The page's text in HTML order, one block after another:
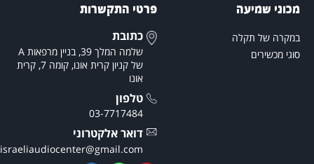
שמיעה
של תקלה
מכשירים
פרטי התקשרות
כתובת
שלמה המלך 39, בניין מרפאות A
של קניון קרית אונו, קומה 7, קרית
טלפון
03-7717484
דואר אלקטרוני
theisraeliaudiocenter@gmail.com